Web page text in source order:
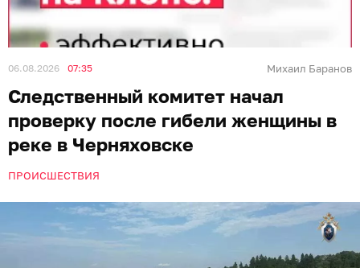
06.08.2026 07:35 Михаил Баранов
Следственный комитет начал
проверку после гибели женщины в
реке в Черняховске
ПРОИСШЕСТВИЯ